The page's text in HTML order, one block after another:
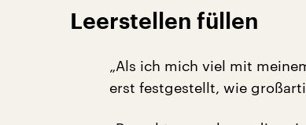
Leerstellen füllen
„Als ich mich viel mit
erst festgestellt, wie